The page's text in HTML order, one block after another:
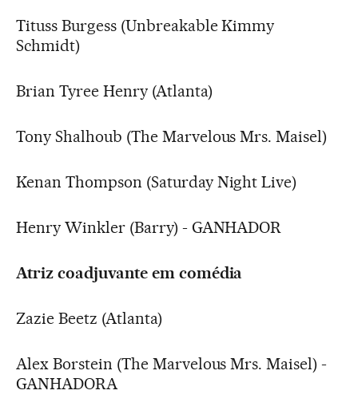
Tituss Burgess (Unbreakable Kimmy
Schmidt)
Brian Tyree Henry (Atlanta)
Tony Shalhoub (The Marvelous Mrs. Maisel)
Kenan Thompson (Saturday Night Live)
Henry Winkler (Barry) - GANHADOR
Atriz coadjuvante em comédia
Zazie Beetz (Atlanta)
Alex Borstein (The Marvelous Mrs. Maisel) -
GANHADORA